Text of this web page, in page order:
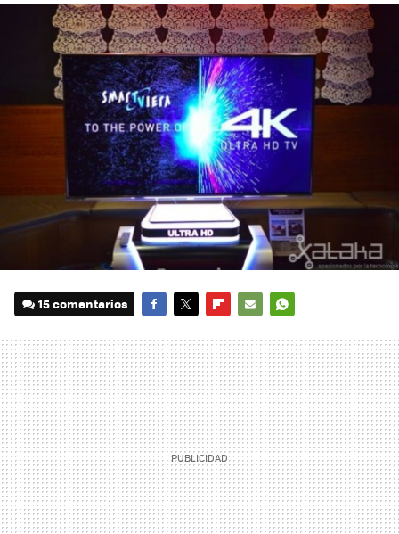
15 comentarios
MAIL